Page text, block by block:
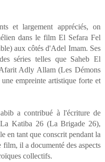
et largement appréciés, on
dans le film El Sefara Fel
aux côtés d'Adel Imam. Ses
séries telles que Saheb El
Adly Allam (Les Démons
empreinte artistique forte et
a contribué à l'écriture de
Katiba 26 (La Brigade 26),
en tant que conscrit pendant la
il a documenté des aspects
collectifs.